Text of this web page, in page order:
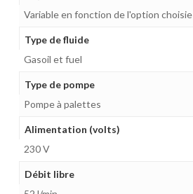
Variable en fonction de l'option choisie
Type de fluide
Gasoil et fuel
Type de pompe
Pompe à palettes
Alimentation (volts)
230 V
Débit libre